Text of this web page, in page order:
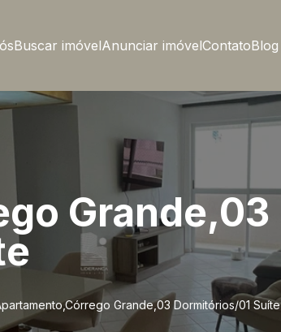
Buscar imóvelAnunciar imóvelContatoBlog
Grande,03
Grande,03 Dormitórios/01 Suíte